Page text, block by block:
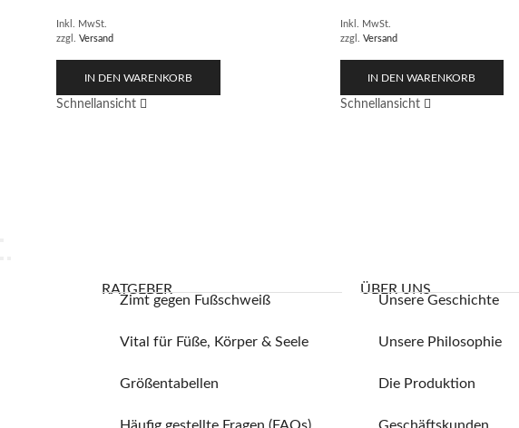
Inkl. MwSt.
zzgl. Versand
IN DEN WARENKORB
Schnellansicht
Inkl. MwSt.
zzgl. Versand
IN DEN WARENKORB
Schnellansicht
RATGEBER
Zimt gegen Fußschweiß
Vital für Füße, Körper & Seele
Größentabellen
ÜBER UNS
Unsere Geschichte
Unsere Philosophie
Die Produktion